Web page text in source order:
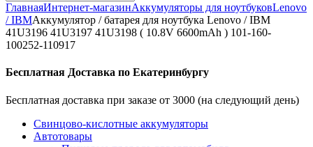
ГлавнаяИнтернет-магазинАккумуляторы для ноутбуковLenovo
/ IBMАккумулятор / батарея для ноутбука Lenovo / IBM
41U3196 41U3197 41U3198 ( 10.8V 6600mAh ) 101-160-
100252-110917
Бесплатная Доставка по Екатеринбургу
Бесплатная доставка при заказе от 3000 (на следующий день)
Cвинцово-кислотные аккумуляторы
Автотовары